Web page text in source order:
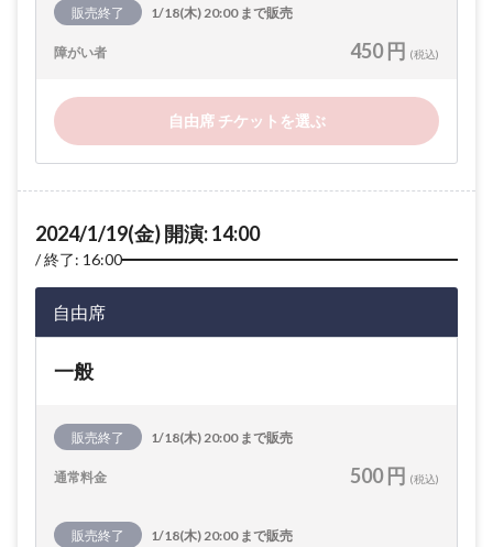
販売終了 1/18(木) 20:00 まで販売
障がい者 450 円 (税込)
自由席 チケットを選ぶ
2024/1/19(金) 開演: 14:00
終了: 16:00
自由席
一般
販売終了 1/18(木) 20:00 まで販売
通常料金 500 円 (税込)
販売終了 1/18(木) 20:00 まで販売